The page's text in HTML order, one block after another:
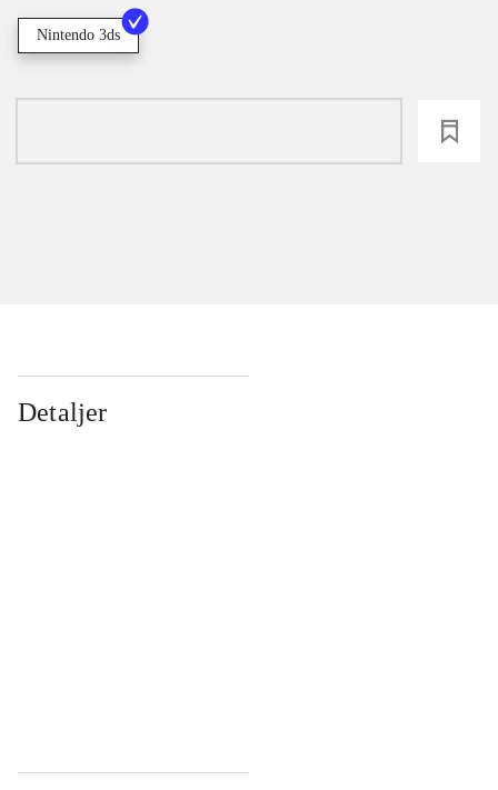
Nintendo 3ds
Detaljer